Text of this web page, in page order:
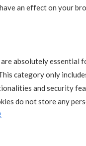
an effect on your
are absolutely essential
category only
and security
do not store any